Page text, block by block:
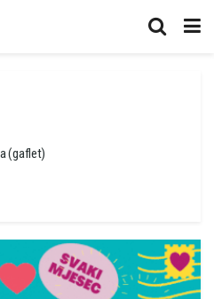
(gaflet)